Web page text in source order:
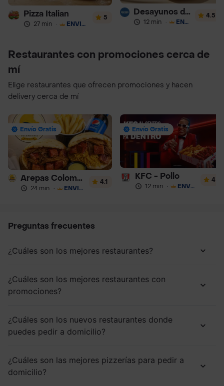
Pizza Italian
27 min · ENVÍO GRATIS
5
Desayunos de la Abuela
12 min · ENVÍO GRATIS
4.5
Restaurantes con promociones cerca de
mí
Elige restaurantes que ofrecen promociones y hacen
delivery cerca de mí
Envío Gratis
Arepas Colombianas Premium
24 min · ENVÍO GRATIS
4.1
Envío Gratis
KFC - Pollo
12 min · ENVÍO GRATIS
4
Preguntas frecuentes
¿Cuáles son los mejores restaurantes?
¿Cuáles son los mejores restaurantes con
promociones?
¿Cuáles son los nuevos restaurantes donde
puedes pedir a domicilio?
¿Cuáles son las mejores pizzerías para pedir a
domicilio?